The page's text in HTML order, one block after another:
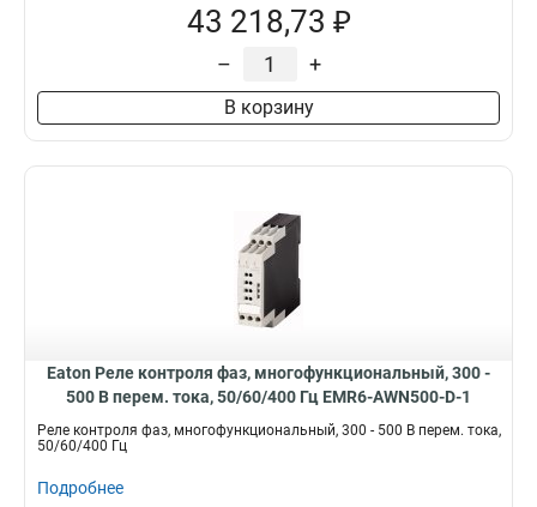
43 218,73 ₽
– +
В корзину
Eaton Реле контроля фаз, многофункциональный, 300 -
500 В перем. тока, 50/60/400 Гц EMR6-AWN500-D-1
Реле контроля фаз, многофункциональный, 300 - 500 В перем. тока,
50/60/400 Гц
Подробнее